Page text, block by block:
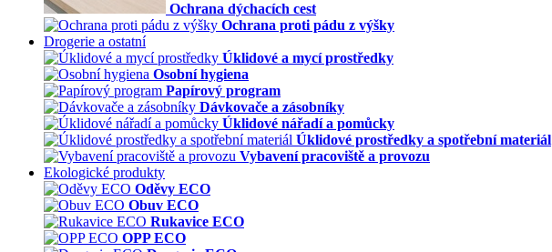
Ochrana dýchacích cest
Ochrana proti pádu z výšky
Drogerie a ostatní
Úklidové a mycí prostředky
Osobní hygiena
Papírový program
Dávkovače a zásobníky
Úklidové nářadí a pomůcky
Úklidové prostředky a spotřební materiál
Vybavení pracoviště a provozu
Ekologické produkty
Oděvy ECO
Obuv ECO
Rukavice ECO
OPP ECO